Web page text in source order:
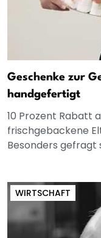
Geschenke zur
handgefertigt
10 Prozent Rabatt
frischgebackene
Besonders gefragt
WIRTSCHAFT